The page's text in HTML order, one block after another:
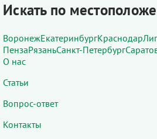
Искать по
ВоронежЕкатеринбургКраснодар
ПензаРязаньСанкт-Петербург
О нас
Статьи
Вопрос-ответ
Контакты